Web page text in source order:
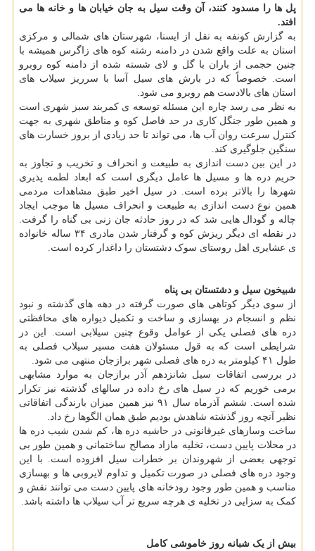
پل ها را مسدود کنند، آن وقت سیل به جان خیابان ها و خانه ها می
افتد.
به گزارش کونفه به نقل از ایسنا، شهرستان های شمالی و مرکزی
استان به علت واقع شدن در دامنه رشته کوه های زاگرس همیشه با
چنین حجمی از باران با گل و لای شسته شده از دامنه کوه روبرو
است. خصوصاً که در بارش های سیل آسا با سرریز سیلاب های
استان های بالادست هم روبرو می شود.
به نظر می رسد چاره این مسئله توسعه ی کمربند سبز شهری است
و همین طور جنگل کاری در حد فاصل کوه و مناطق شهری به جهت
کنترل سرعت روان آب ها، می تواند تا حد زیادی از بروز خسارت های
سنگین جلوگیری کند.
در این بین دست اندازی به طبیعت و انحراف و تخریب و تجاوز به
حریم دره ها و مسیل ها عامل دیگری است که ابعاد لطمه پذیری
شهرها را بالاتر برده است. در سیل اخیر طبق مشاهدات مردمی
همین نوع دست اندازی به طبیعت و انحراف مسیل ها موجب ایجاد
چاله و گودال هایی شد که در روز حادثه جان زنی بی گناه را گرفت.
در نقطه ای دیگر ریزش کوه و گرفتار شدن مادری ۳۴ ساله خانواده
ی عشایری اهل روستای سوک دشتستان را داغدار کرده است.
شبیخون سیل و دشتستان بی پناه
از سوی دیگر کوتاهی های صورت گرفته در دهه های گذشته و نبود
نظم و انسجام در بهسازی و ساخت و تکمیل دیواره های محافظتی
دره های فصلی یکی از عوامل وقوع چنین سیلابی است. این در
شرایطی است که به قول مسئولان هفت مسیر سیلاب فصلی به
طول ۴۱ کیلومتر به دره های فصلی شهر برازجان منتهی می شود.
در بررسی اتفاقات سیل شانزدهم آذر برازجان به موارد مشابهی
برمی خوریم که در سیل های رخ داده در سالهای گذشته نیز تکرار
شده است. ششم آذرماه سال ۹۱ نیز همین میزان بارندگی اتفاقاتی
نظیر آنچه روز گذشته شاهدش بودیم طبق همان الگوها رخ داد.
ساخت وسازهای غیرقانونی در حاشیه دره ها، کم شدن شیب دره ها
در محلات پایین دست، تخلیه مازاد مصالح ساختمانی و همین طور بی
توجهی بعضی از شهروندان بر خطرات سیل افزوده است. با این
وجود دره های فصلی در صورت تکمیل و تداوم لایروبی ها و بهسازی
مناسب و همین طور وجود رودخانه های پایین دست می توانند نقش و
کمک به سزایی در تخلیه ی هرچه سریع تر آب سیلاب ها داشته باشد.
بیش از یک شبانه روز خاموشی کامل